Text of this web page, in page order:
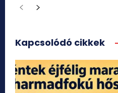
Kapcsolódó cikkek